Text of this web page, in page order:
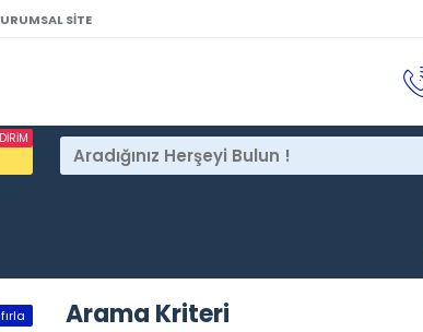
SITE
Arama Kriteri